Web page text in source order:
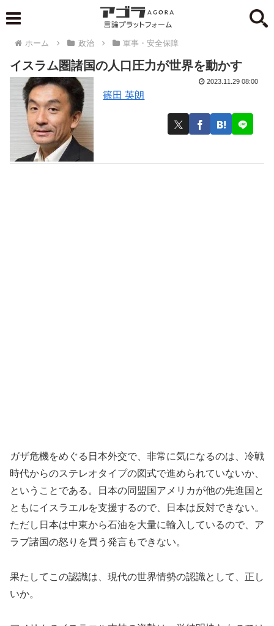
ホーム 政治 軍事・安全保障
イスラム圏諸国の人口圧力が世界を動かす
篠田 英朗
2023.11.29 08:00
ガザ危機をめぐる日本外交で、非常に気になるのは、冷戦
時代からのステレオタイプの図式で進められていないか、
ということである。日本の同盟国アメリカが他の先進国と
ともにイスラエルを支援するので、日本は反対できない。
ただし日本は中東から石油を大量に輸入しているので、ア
ラブ諸国の怒りを買う発言もできない。
果たしてこの認識は、現代の世界情勢の認識として、正し
いか。